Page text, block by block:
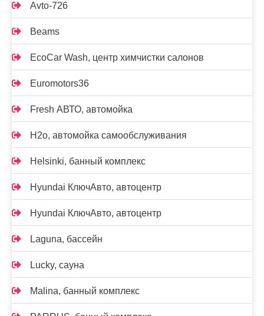
Avto-726
Beams
EcoCar Wash, центр химчистки салонов
Euromotors36
Fresh АВТО, автомойка
H2o, автомойка самообслуживания
Helsinki, банный комплекс
Hyundai КлючАвто, автоцентр
Hyundai КлючАвто, автоцентр
Laguna, бассейн
Lucky, сауна
Malina, банный комплекс